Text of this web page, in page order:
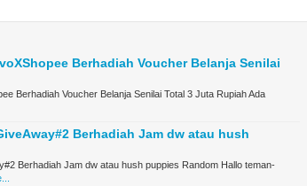
Berhadiah Voucher Belanja Senilai
Berhadiah Voucher Belanja Senilai Total 3 Juta Rupiah Ada
Berhadiah Jam dw atau hush
Berhadiah Jam dw atau hush puppies Random Hallo teman-